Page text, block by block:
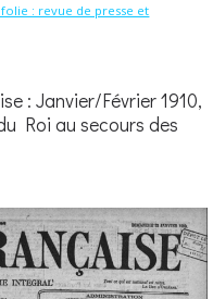
: revue de presse et
: Janvier/Février 1910,
Roi au secours des